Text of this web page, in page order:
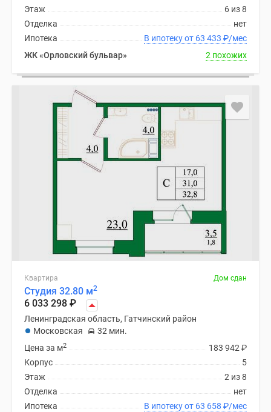
комнатные
более
Готовые
Новостройки
Аналитика
рынка
Панорамы
новостроек
комнатные
Субсидированная
застройщиком
Мнение
эксперта
Студии
6 из 8
Этаж
нет
Отделка
В ипотеку от 63 433 ₽/мес
Ипотека
ЖК «Орловский бульвар»
2 похожих
Квартира Дом сдан
Студия 32.80 м2
6 033 298 ₽
Ленинградская область, Гатчинский район
Московская
32 мин.
183 942 ₽
Цена за м2
5
Корпус
2 из 8
Этаж
нет
Отделка
В ипотеку от 63 658 ₽/мес
Ипотека